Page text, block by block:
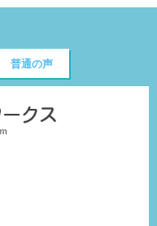
普通の声